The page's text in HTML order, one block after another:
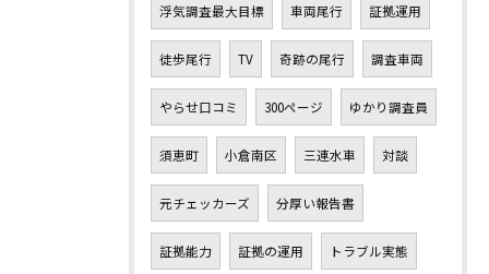
浮気調査最大目標 車両尾行 証拠運用
徒歩尾行 TV 奇跡の尾行 調査車両
やらせ口コミ 300ページ ゆかり調査員
須恵町 小倉南区 三連水車 対談
元チェッカーズ 分厚い報告書
証拠能力 証拠の運用 トラブル実態